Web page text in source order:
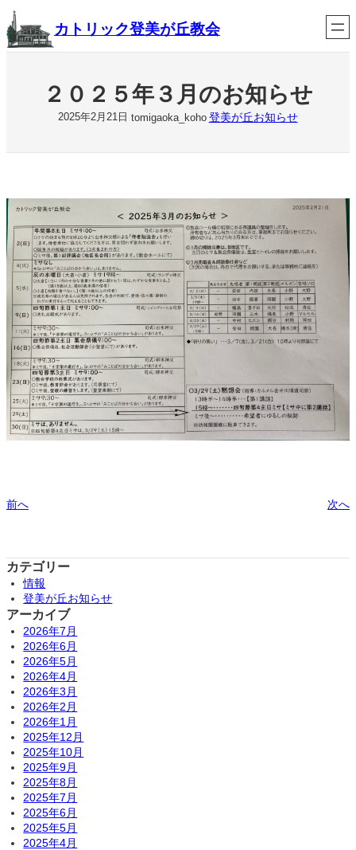
内
容
を
カトリック登美が丘教会
２０２５年３月のお知らせ
2025年2月21日 tomigaoka_koho 登美が丘お知らせ
前へ 次へ
カテゴリー
情報
登美が丘お知らせ
アーカイブ
2026年7月
2026年6月
2026年5月
2026年4月
2026年3月
2026年2月
2026年1月
2025年12月
2025年10月
2025年9月
2025年8月
2025年7月
2025年6月
2025年5月
2025年4月